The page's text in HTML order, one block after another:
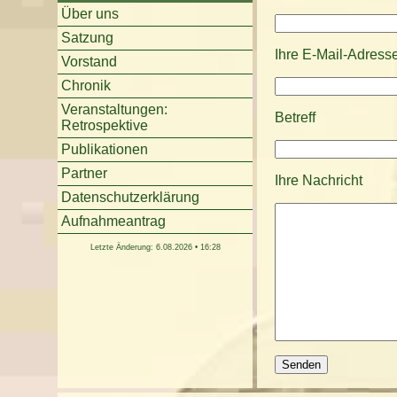
Ihre E-Mail-
Betreff
Ihre Nachricht
Über uns
Satzung
Vorstand
Chronik
Veranstaltungen:
Retrospektive
Publikationen
Partner
Datenschutzerklärung
Aufnahmeantrag
Letzte Änderung: 6.08.2026 • 16:28